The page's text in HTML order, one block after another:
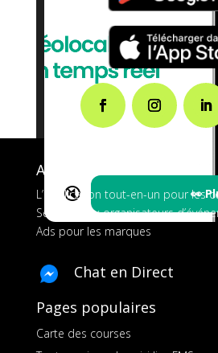
🔇 👀
A propos de FMS
L’application tout-en-un pour les
Services aux organisateurs
Ads pour les marques
Chat en Direct
Pages populaires
Carte des courses